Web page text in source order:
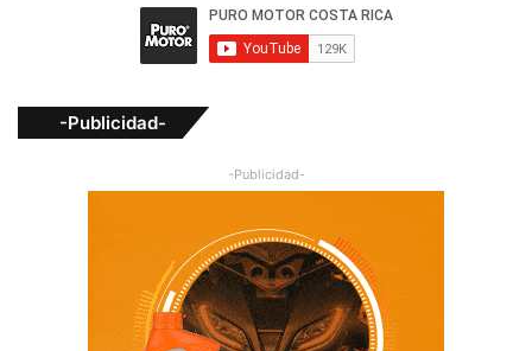
-Publicidad-
-Publicidad-